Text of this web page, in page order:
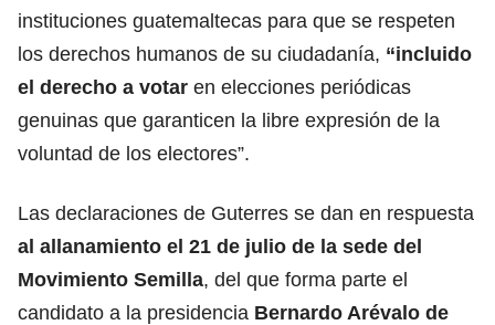
instituciones guatemaltecas para que se respeten
los derechos humanos de su ciudadanía, “incluido
el derecho a votar en elecciones periódicas
genuinas que garanticen la libre expresión de la
voluntad de los electores”.
Las declaraciones de Guterres se dan en respuesta
al allanamiento el 21 de julio de la sede del
Movimiento Semilla, del que forma parte el
candidato a la presidencia Bernardo Arévalo de